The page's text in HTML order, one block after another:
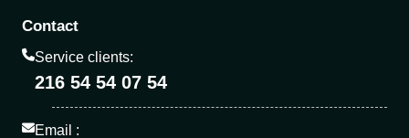
Contact
Service clients:
216 54 54 07 54
Email :